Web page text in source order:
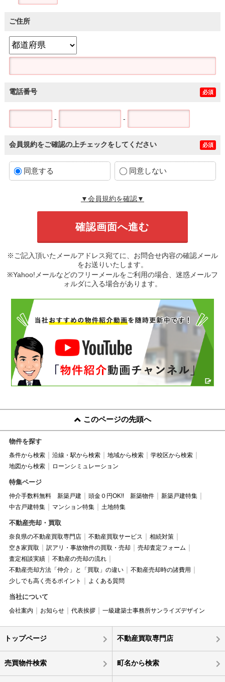
ご住所
電話番号 必須
- -
会員規約をご確認の上チェックをしてください 必須
同意する 同意しない
▼会員規約を確認▼
※ご記入頂いたメールアドレス宛てに、お問合せ内容の確認メール
をお送りいたします。
※Yahoo!メールなどのフリーメールをご利用の場合、迷惑メールフ
ォルダに入る場合があります。
このページの先頭へ
物件を探す
条件から検索 沿線・駅から検索 地域から検索
学校区から検索
地図から検索
ローンシミュレーション
特集ページ
仲介手数料無料 新築戸建 頭金０円OK!! 新築物件
新築戸建特集
中古戸建特集
マンション特集 土地特集
不動産売却・買取
奈良県の不動産買取専門店 不動産買取サービス
相続対策
空き家買取
訳アリ・事故物件の買取・売却
売却査定フォーム
査定相談実績
不動産の売却の流れ
不動産売却方法「仲介」と「買取」の違い
不動産売却時の諸費用
少しでも高く売るポイント
よくある質問
当社について
会社案内 お知らせ 代表挨拶 一級建築士事務所サンライズデザイン
トップページ 不動産買取専門店
売買物件検索 町名から検索